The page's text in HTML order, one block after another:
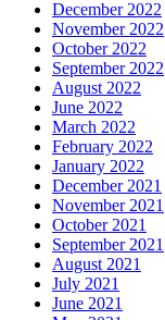
December 2022
November 2022
October 2022
September 2022
August 2022
June 2022
March 2022
February 2022
January 2022
December 2021
November 2021
October 2021
September 2021
August 2021
July 2021
June 2021